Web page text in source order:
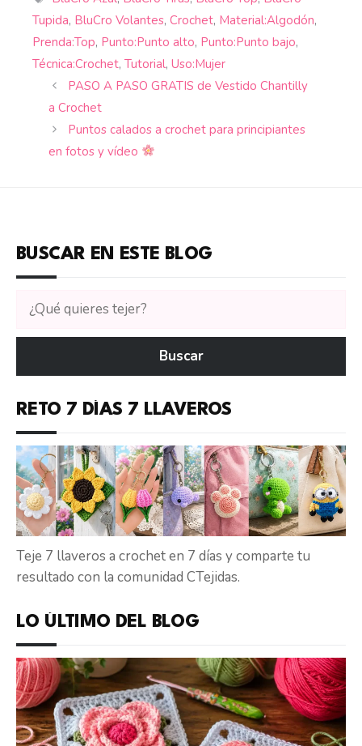
Tupida, BluCro Volantes, Crochet, Material:Algodón,
Prenda:Top, Punto:Punto alto, Punto:Punto bajo,
Técnica:Crochet, Tutorial, Uso:Mujer
PASO A PASO GRATIS de Vestido Chantilly
a Crochet
Puntos calados a crochet para principiantes
en fotos y vídeo
BUSCAR EN ESTE BLOG
Buscar
tutoriales
en
Buscar
RETO 7 DÍAS 7 LLAVEROS
Teje 7 llaveros a crochet en 7 días y comparte tu
resultado con la comunidad CTejidas.
LO ÚLTIMO DEL BLOG